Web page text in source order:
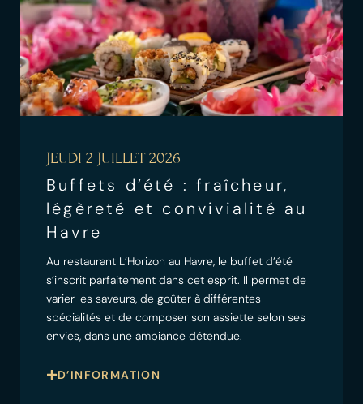
JEUDI 2 JUILLET 2026
Buffets d’été : fraîcheur,
légèreté et convivialité au
Havre
Au restaurant L’Horizon au Havre, le buffet d’été
s’inscrit parfaitement dans cet esprit. Il permet de
varier les saveurs, de goûter à différentes
spécialités et de composer son assiette selon ses
envies, dans une ambiance détendue.
D’INFORMATION